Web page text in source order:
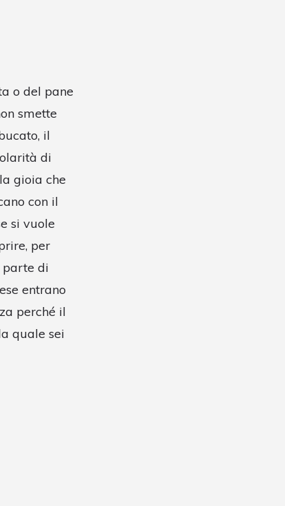
o del pane
smette
il
di
gioia che
con il
si vuole
per
parte di
entrano
perché il
quale sei